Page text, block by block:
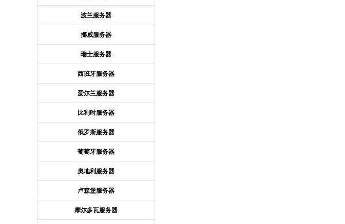
波兰服务器
挪威服务器
瑞士服务器
西班牙服务器
爱尔兰服务器
比利时服务器
俄罗斯服务器
葡萄牙服务器
奥地利服务器
卢森堡服务器
摩尔多瓦服务器